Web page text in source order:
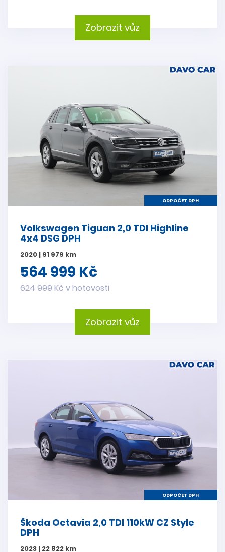
Zobrazit vůz
ODPOČET DPH
Volkswagen Tiguan 2,0 TDI Highline
4x4 DSG DPH
2020 | 91 979 km
564 999 Kč
624 999 Kč v hotovosti
Zobrazit vůz
ODPOČET DPH
Škoda Octavia 2,0 TDI 110kW CZ Style
DPH
2023 | 22 822 km